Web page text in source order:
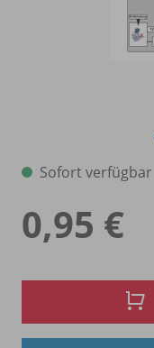
Sofort verfügbar
0,95 €